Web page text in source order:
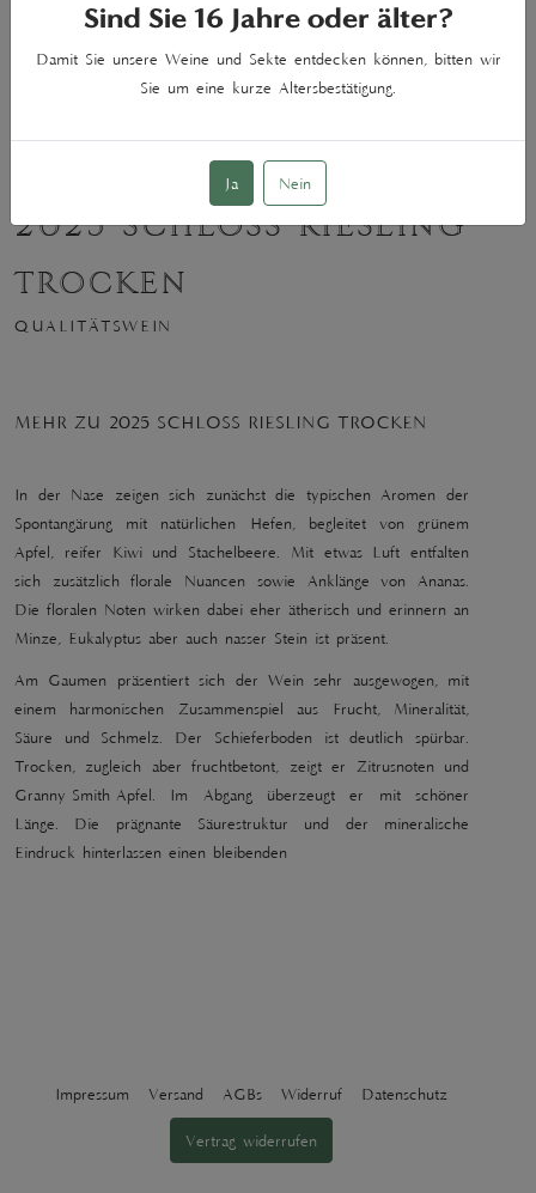
Sind Sie 16Jahre oder älter?
Damit Sie unsere Weine und Sekte entdecken können, bitten wir
Sie um eine kurze Altersbestätigung.
Ja Nein
Trauben, , Saccharose, Stabilisator: Carboxymethylcellulose
2025 SCHLOSS RIESLING
TROCKEN
QUALITÄTSWEIN
MEHR ZU 2025 SCHLOSS RIESLING TROCKEN
In der Nase zeigen sich zunächst die typischen Aromen der
Spontangärung mit natürlichen Hefen, begleitet von grünem
Apfel, reifer Kiwi und Stachelbeere. Mit etwas Luft entfalten
sich zusätzlich florale Nuancen sowie Anklänge von Ananas.
Die floralen Noten wirken dabei eher ätherisch und erinnern an
Minze, Eukalyptus aber auch nasser Stein ist präsent.
Am Gaumen präsentiert sich der Wein sehr ausgewogen, mit
einem harmonischen Zusammenspiel aus Frucht, Mineralität,
Säure und Schmelz. Der Schieferboden ist deutlich spürbar.
Trocken, zugleich aber fruchtbetont, zeigt er Zitrusnoten und
Granny-Smith-Apfel. Im Abgang überzeugt er mit schöner
Länge. Die prägnante Säurestruktur und der mineralische
Eindruck hinterlassen einen bleibenden
Impressum Versand AGBs Widerruf Datenschutz
Vertrag widerrufen